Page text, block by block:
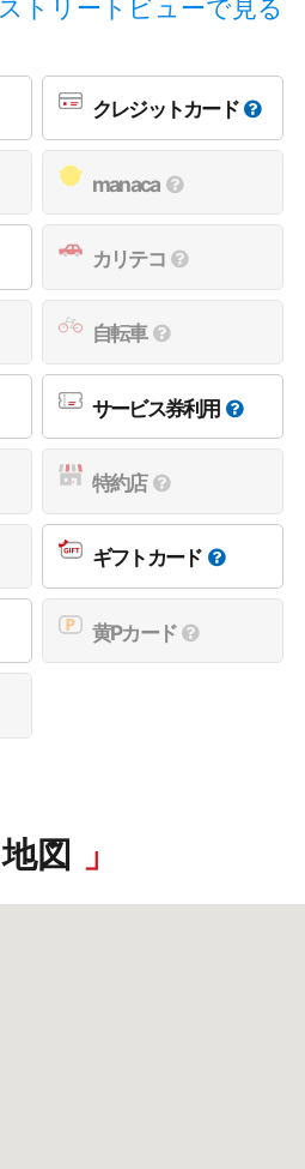
ストリートビューで見る
クレジットカード
manaca
カリテコ
自転車
サービス券利用
特約店
ギフトカード
黄Pカード
地図